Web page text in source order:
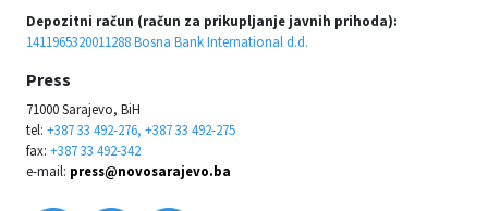
Depozitni račun (račun za prikupljanje javnih prihoda):
1411965320011288 Bosna Bank International d.d.
Press
71000 Sarajevo, BiH
tel: +387 33 492-276, +387 33 492-275
fax: +387 33 492-342
e-mail: press@novosarajevo.ba